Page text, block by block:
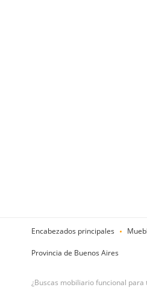
Encabezados principales
Provincia de Buenos Aires
¿Buscas mobiliario funcional